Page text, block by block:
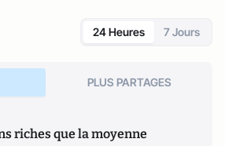
24 Heures 7 Jours
PLUS PARTAGES
riches que la moyenne